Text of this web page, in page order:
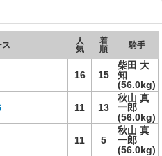
ス
人
気
着
順
騎手
16 15
柴田 大
知
(56.0kg)
11 13
秋山 真
一郎
(56.0kg)
11 5
秋山 真
一郎
(56.0kg)